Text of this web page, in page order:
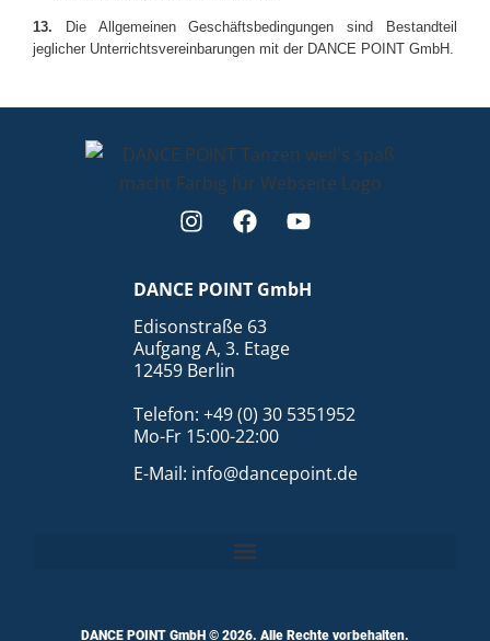
13. Die Allgemeinen Geschäftsbedingungen sind Bestandteil
jeglicher Unterrichtsvereinbarungen mit der DANCE POINT GmbH.
DANCE POINT GmbH
Edisonstraße 63
Aufgang A, 3. Etage
12459 Berlin
Telefon: +49 (0) 30 5351952
Mo-Fr 15:00-22:00
E-Mail: info@dancepoint.de
DANCE POINT GmbH © 2026. Alle Rechte vorbehalten.